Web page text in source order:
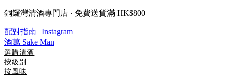
銅鑼灣清酒專門店 · 免費送貨滿 HK$800
配對指南 | Instagram
酒萬 Sake Man
選購清酒
按級別
按風味